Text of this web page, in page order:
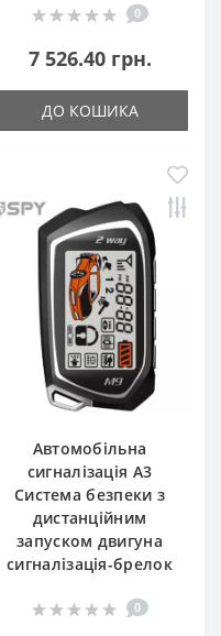
0
7 526.40 грн.
ДО КОШИКА
Автомобільна
сигналізація A3
Система безпеки з
дистанційним
запуском двигуна
сигналізація-брелок
0